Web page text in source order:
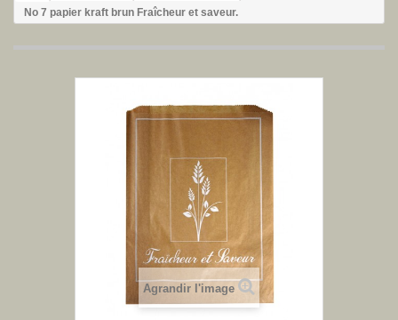
No 7 papier kraft brun Fraîcheur et saveur.
Agrandir l'image